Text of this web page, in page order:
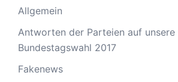
Allgemein
Antworten der Parteien auf
Bundestagswahl 2017
Fakenews